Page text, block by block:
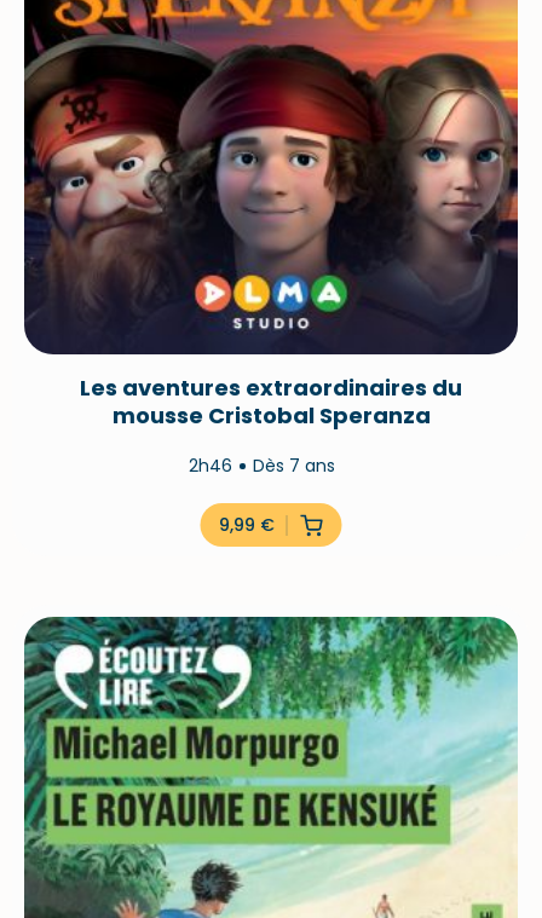
Les aventures extraordinaires du
mousse Cristobal Speranza
2h46 Dès 7 ans
9,99 €